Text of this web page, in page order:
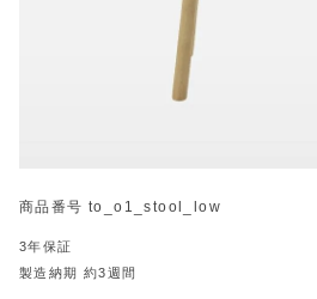
商品番号 to_o1_stool_low
3年保証
製造納期 約3週間